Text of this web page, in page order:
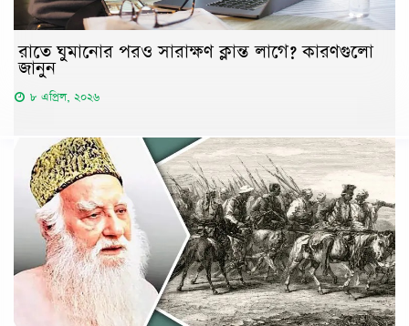
রাতে ঘুমানোর পরও সারাক্ষণ ক্লান্ত লাগে? কারণগুলো
জানুন
৮ এপ্রিল, ২০২৬